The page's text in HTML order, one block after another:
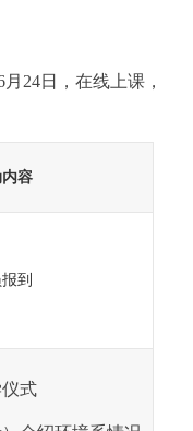
24日，在线上课，
容
到
式